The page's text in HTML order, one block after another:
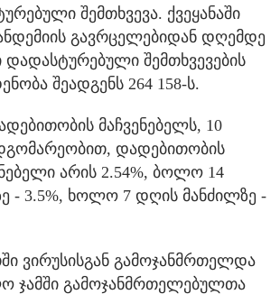
შემთხვევა. ქვეყანაში
გავრცელებიდან დღემდე
შემთხვევების
შეადგენს 264 158-ს.
მაჩვენებელს, 10
დადებითობის
არის 2.54%, ბოლო 14
- 3.5%, ხოლო 7 დღის მანძილზე -
ვირუსისგან გამოჯანმრთელდა
ჯამში გამოჯანმრთელებულთა